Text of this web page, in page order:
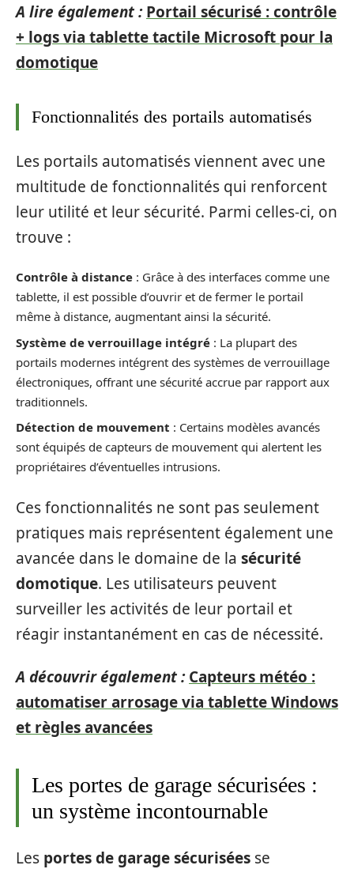
A lire également : Portail sécurisé : contrôle
+ logs via tablette tactile Microsoft pour la
domotique
Fonctionnalités des portails automatisés
Les portails automatisés viennent avec une
multitude de fonctionnalités qui renforcent
leur utilité et leur sécurité. Parmi celles-ci, on
trouve :
Contrôle à distance : Grâce à des interfaces comme une
tablette, il est possible d’ouvrir et de fermer le portail
même à distance, augmentant ainsi la sécurité.
Système de verrouillage intégré : La plupart des
portails modernes intégrent des systèmes de verrouillage
électroniques, offrant une sécurité accrue par rapport aux
traditionnels.
Détection de mouvement : Certains modèles avancés
sont équipés de capteurs de mouvement qui alertent les
propriétaires d’éventuelles intrusions.
Ces fonctionnalités ne sont pas seulement
pratiques mais représentent également une
avancée dans le domaine de la sécu­rité
domotique. Les utilisateurs peuvent
surveiller les activités de leur portail et
réagir instantanément en cas de nécessité.
A découvrir également : Capteurs météo :
automatiser arrosage via tablette Windows
et règles avancées
Les portes de garage sécurisées :
un système incontournable
Les portes de garage sécurisées se